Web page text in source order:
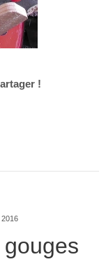
!
2016